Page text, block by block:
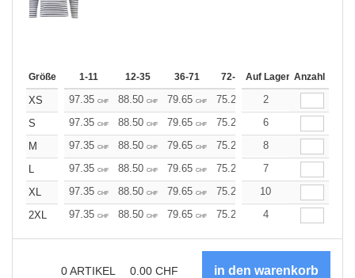
Größe 1-11 12-35 36-71 72-143 144-287 288 +
Auf Lager Anzahl
XS 97.35 CHF 88.50 CHF 79.65 CHF 75.22 70.80
2
S
97.35 CHF 88.50 CHF 79.65 CHF 75.22 70.80
6
M
97.35 CHF 88.50 CHF 79.65 CHF 75.22 70.80
8
L
97.35 CHF 88.50 CHF 79.65 CHF 75.22 70.80
7
XL
97.35 CHF 88.50 CHF 79.65 CHF 75.22 70.80
10
2XL
97.35 CHF 88.50 CHF 79.65 CHF 75.22 70.80
4
0ARTIKEL 0.00 CHF